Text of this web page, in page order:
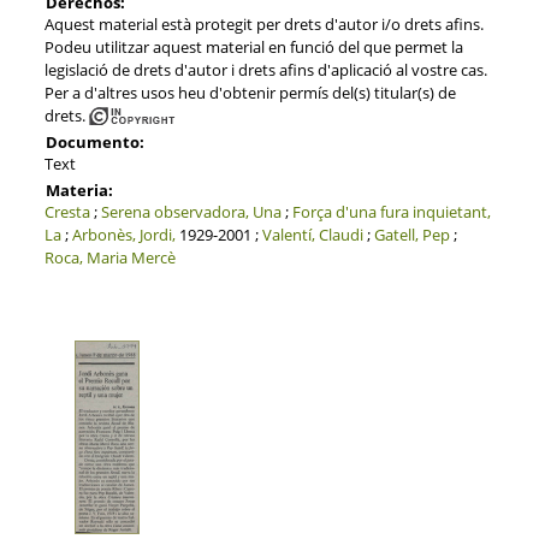
Aquest material està protegit per drets d'autor i/o drets afins.
Podeu utilitzar aquest material en funció del que permet la
legislació de drets d'autor i drets afins d'aplicació al vostre cas.
Per a d'altres usos heu d'obtenir permís del(s) titular(s) de
drets.
Documento:
Text
Materia:
Cresta;Serena observadora, Una; Força d'una fura inquietant,
La;Arbonès, Jordi,1929-2001 ;Valentí, Claudi;Gatell, Pep;
Roca, Maria Mercè